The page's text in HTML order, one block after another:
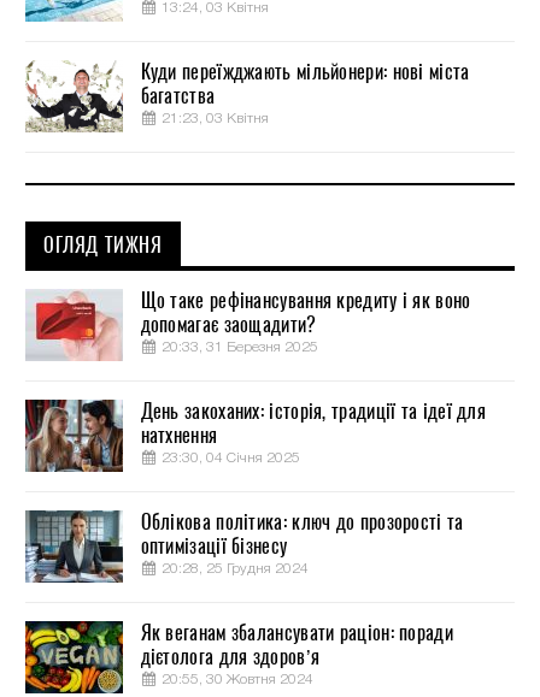
13:24, 03 Квітня
Куди переїжджають мільйонери: нові міста
багатства
21:23, 03 Квітня
ОГЛЯД ТИЖНЯ
Що таке рефінансування кредиту і як воно
допомагає заощадити?
20:33, 31 Березня 2025
День закоханих: історія, традиції та ідеї для
натхнення
23:30, 04 Січня 2025
Облікова політика: ключ до прозорості та
оптимізації бізнесу
20:28, 25 Грудня 2024
Як веганам збалансувати раціон: поради
дієтолога для здоров’я
20:55, 30 Жовтня 2024